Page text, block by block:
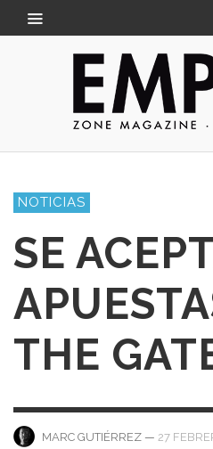
NOTICIAS
SE
THE
MARC GUTIÉRREZ — 27